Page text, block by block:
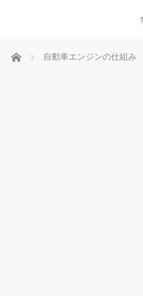
ホーム 自動車エンジンの仕組み